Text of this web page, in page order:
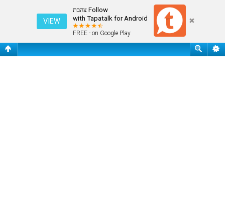
Follow צהבת
with Tapatalk for Android
FREE - on Google Play
VIEW
תנאי שימוש